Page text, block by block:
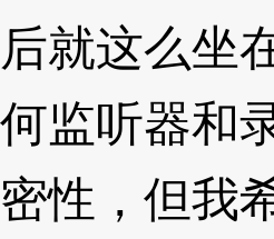
后就这么坐
何监听器和
密性，但我